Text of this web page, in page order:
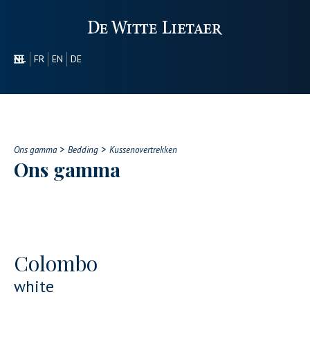
NL FR EN
DE
ONS GAMMA
CONTACT
Ons gamma> Bedding > Kussenovertrekken
Ons gamma
Colombo
white